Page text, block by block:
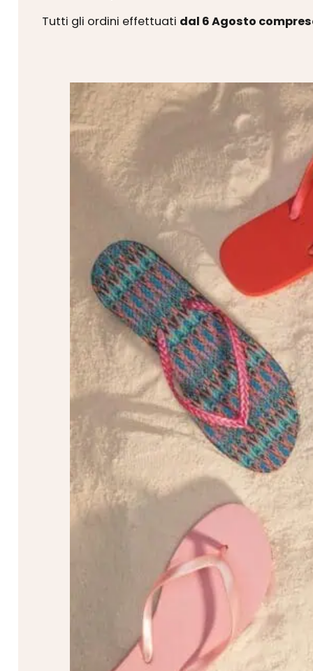
Tutti gli ordini effettuati dal 6 Agosto